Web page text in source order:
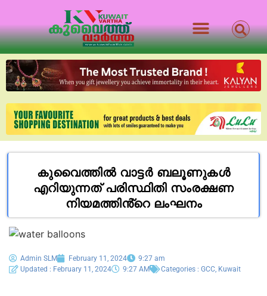
കുവൈത്തിൽ വാട്ടർ ബലൂണുകൾ
എറിയുന്നത് പരിസ്ഥിതി സംരക്ഷണ
നിയമത്തിൻ്റെ ലംഘനം
Admin SLM February 11, 2024
9:27 am
Updated : February 11, 2024
9:27 AM Categories : GCC, Kuwait